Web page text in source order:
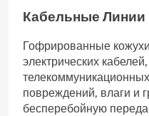
Кабельные Линии
Гофрированные
электрических
повреждений, влаги и
бесперебойную